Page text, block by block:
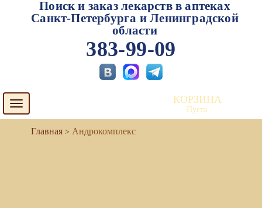
Поиск и заказ лекарств в аптеках
Санкт-Петербурга и Ленинградской
области
383-99-09
Toggle
navigation
КОРЗИНА
Пуста
Андрокомплекс